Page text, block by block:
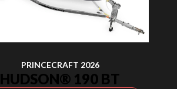
PRINCECRAFT 2026
HUDSON® 190 BT